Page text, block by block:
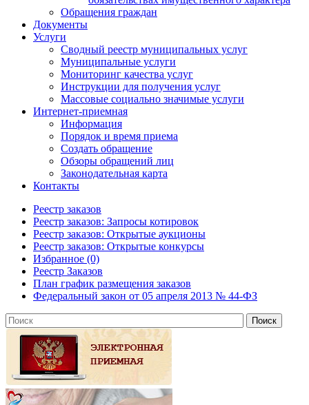
Обращения граждан
Документы
Услуги
Сводный реестр муниципальных услуг
Муниципальные услуги
Мониторинг качества услуг
Инструкции для получения услуг
Массовые социально значимые услуги
Интернет-приемная
Информация
Порядок и время приема
Создать обращение
Обзоры обращений лиц
Законодательная карта
Контакты
Реестр заказов
Реестр заказов: Запросы котировок
Реестр заказов: Открытые аукционы
Реестр заказов: Открытые конкурсы
Избранное (0)
Реестр Заказов
План график размещения заказов
Федеральный закон от 05 апреля 2013 № 44-ФЗ